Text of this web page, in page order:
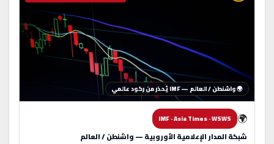
🌍 واشنطن / العالم — IMF يُحذر من ركود عالمي
🌍
IMF · Asia Times · WSWS
شبكة المدار الإعلامية الأوروبية — واشنطن / العالم